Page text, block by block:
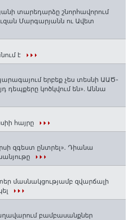
տարեդարձը շնորհավորում
Մարգարյանն ու Ավետ
է
երբեք չես տեսնի ԱԱԾ-
դեպքերը կոծկվում են»․ Աննա
հայրը
զգեստ ընտրել». Դիանա
մասնակցությամբ զվարճալի
բամբասանքներ